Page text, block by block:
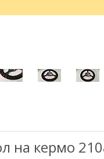
на кермо